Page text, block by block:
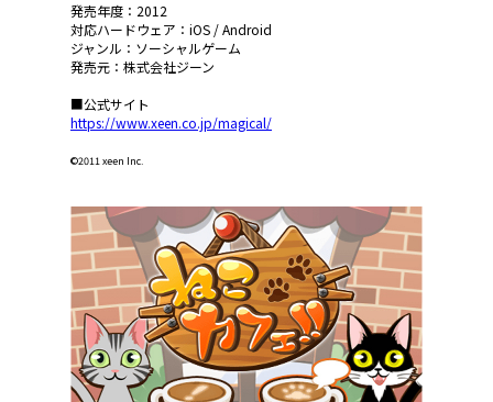
発売年度：2012
対応ハードウェア：iOS / Android
ジャンル：ソーシャルゲーム
発売元：株式会社ジーン
■公式サイト
https://www.xeen.co.jp/magical/
©2011 xeen Inc.